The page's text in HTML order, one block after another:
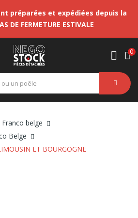
préparées et expédiées depuis la
DE FERMETURE ESTIVALE
0
Franco belge
Belge
ET BOURGOGNE